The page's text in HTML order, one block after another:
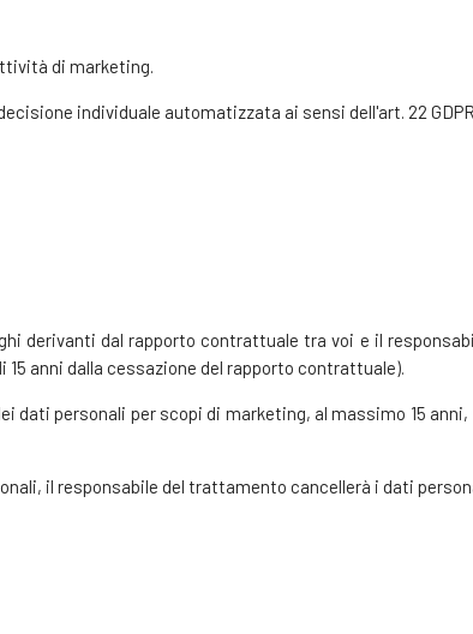
di marketing.
individuale automatizzata ai sensi dell'art. 22
derivanti dal rapporto contrattuale tra voi e il
anni dalla cessazione del rapporto contrattuale).
dati personali per scopi di marketing, al massimo 15
il responsabile del trattamento cancellerà i dati